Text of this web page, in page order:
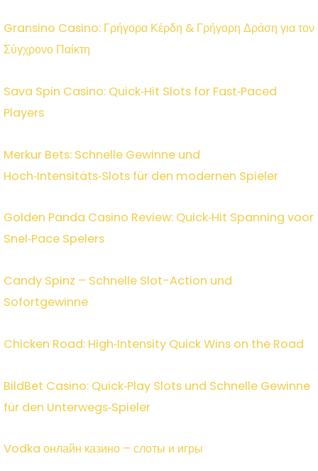
Gransino Casino: Γρήγορα Κέρδη & Γρήγορη Δράση για τον
Σύγχρονο Παίκτη
Sava Spin Casino: Quick‑Hit Slots for Fast‑Paced
Players
Merkur Bets: Schnelle Gewinne und
Hoch‑Intensitäts‑Slots für den modernen Spieler
Golden Panda Casino Review: Quick‑Hit Spanning voor
Snel‑Pace Spelers
Candy Spinz – Schnelle Slot-Action und
Sofortgewinne
Chicken Road: High‑Intensity Quick Wins on the Road
BildBet Casino: Quick‑Play Slots und Schnelle Gewinne
für den Unterwegs‑Spieler
Vodka онлайн казино – слоты и игры